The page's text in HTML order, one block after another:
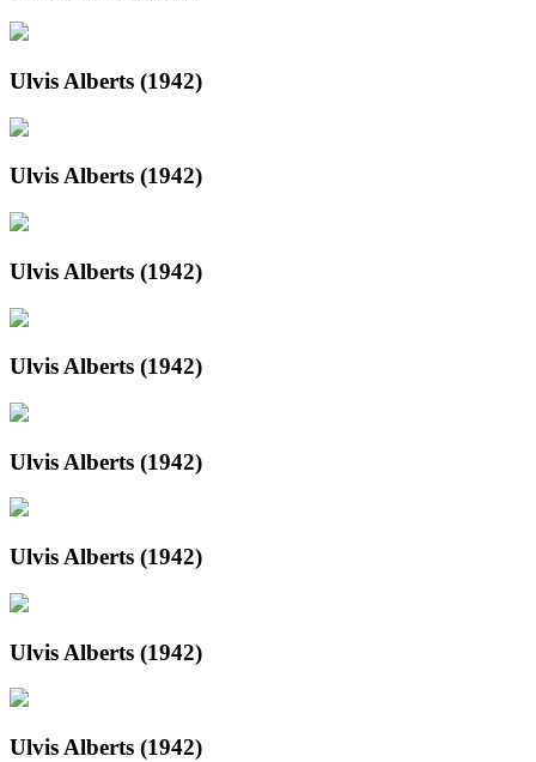
Ulvis Alberts (1942)
Ulvis Alberts (1942)
Ulvis Alberts (1942)
Ulvis Alberts (1942)
Ulvis Alberts (1942)
Ulvis Alberts (1942)
Ulvis Alberts (1942)
Ulvis Alberts (1942)